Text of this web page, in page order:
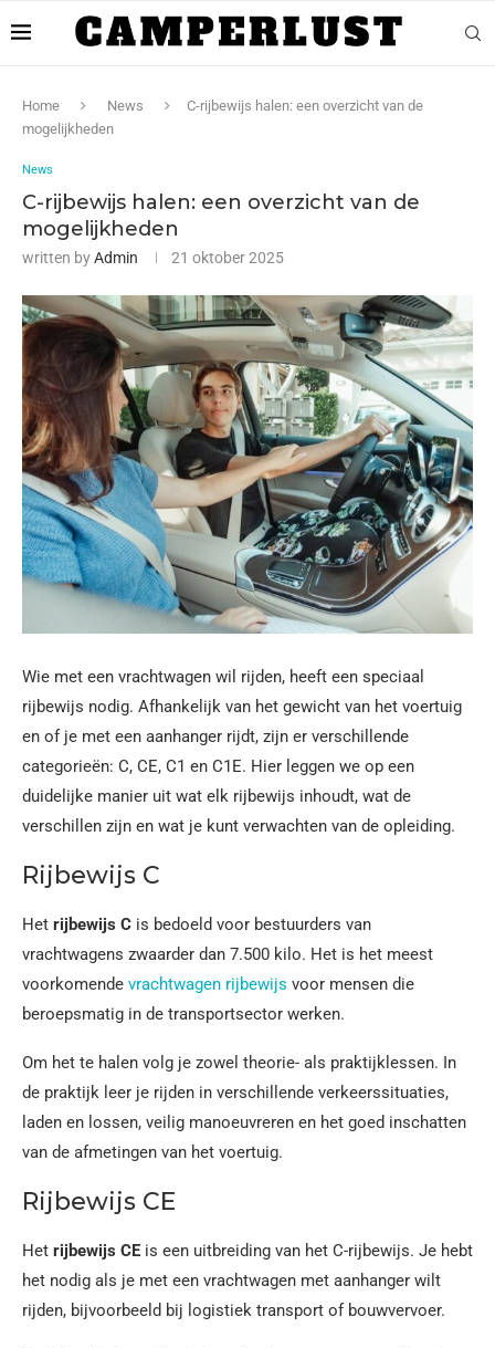
Home News
C-rijbewijs halen: een overzicht van de
mogelijkheden
News
C-rijbewijs halen: een overzicht van de
mogelijkheden
written byAdmin 21 oktober 2025
Wie met een vrachtwagen wil rijden, heeft een speciaal
rijbewijs nodig. Afhankelijk van het gewicht van het voertuig
en of je met een aanhanger rijdt, zijn er verschillende
categorieën: C, CE, C1 en C1E. Hier leggen we op een
duidelijke manier uit wat elk rijbewijs inhoudt, wat de
verschillen zijn en wat je kunt verwachten van de opleiding.
Rijbewijs C
Het rijbewijs C is bedoeld voor bestuurders van
vrachtwagens zwaarder dan 7.500 kilo. Het is het meest
voorkomende vrachtwagen rijbewijs voor mensen die
beroepsmatig in de transportsector werken.
Om het te halen volg je zowel theorie- als praktijklessen. In
de praktijk leer je rijden in verschillende verkeerssituaties,
laden en lossen, veilig manoeuvreren en het goed inschatten
van de afmetingen van het voertuig.
Rijbewijs CE
Het rijbewijs CE is een uitbreiding van het C-rijbewijs. Je hebt
het nodig als je met een vrachtwagen met aanhanger wilt
rijden, bijvoorbeeld bij logistiek transport of bouwvervoer.